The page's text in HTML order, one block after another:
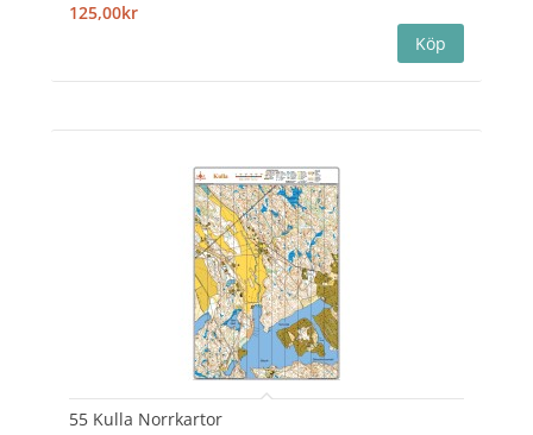
125,00kr
55 Kulla Norrkartor